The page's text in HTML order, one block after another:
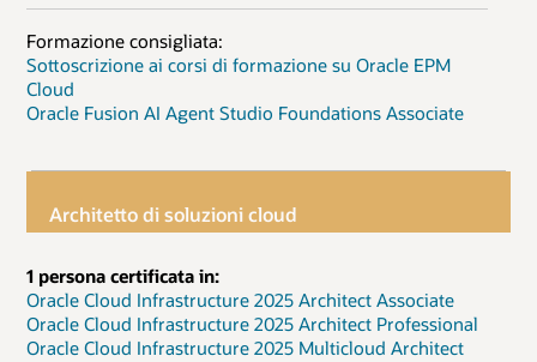
Formazione consigliata:
Sottoscrizione ai corsi di formazione su Oracle EPM
Cloud
Oracle Fusion AI Agent Studio Foundations Associate
Architetto di soluzioni cloud
1 persona certificata in:
Oracle Cloud Infrastructure 2025 Architect Associate
Oracle Cloud Infrastructure 2025 Architect Professional
Oracle Cloud Infrastructure 2025 Multicloud Architect